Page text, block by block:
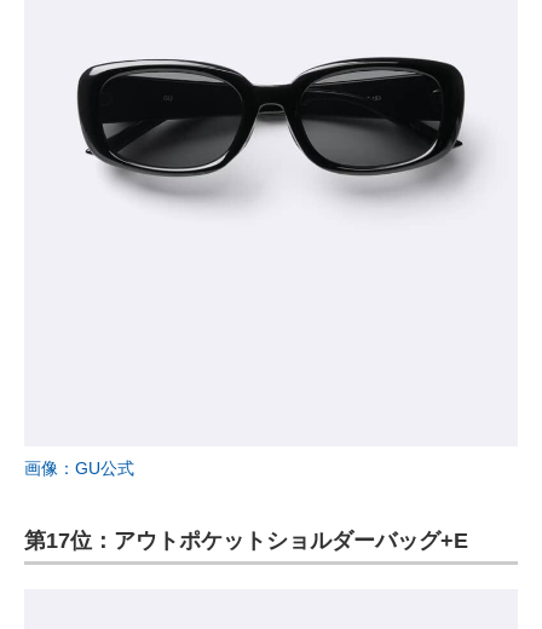
画像：GU公式
第17位：アウトポケットショルダーバッグ+E